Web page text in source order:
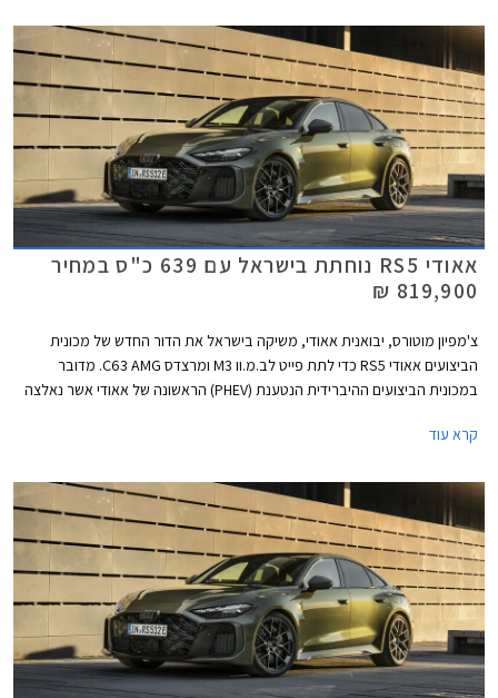
אאודי RS5 נוחתת בישראל עם 639 כ"ס במחיר
819,900 ₪
צ'מפיון מוטורס, יבואנית אאודי, משיקה בישראל את הדור החדש של מכונית
הביצועים אאודי RS5 כדי לתת פייט לב.מ.וו M3 ומרצדס C63 AMG. מדובר
במכונית הביצועים ההיברידית הנטענת (PHEV) הראשונה של אאודי אשר נאלצה
באירופה, ומשקל עודף ידוע כאחד האויבים הגדולים ביותר של כל מכונית ספורט.
דגמי RS הודות לדיפרנציאל אחורי חדש ומתקדם. מצד שני, כעת יכולה אאודי
להתפאר בהספק מרשים של 639 כ"ס המאפשר שיגור 0-100 קמ"ש תוך 3.6
שניות כיאה למפלצת ביצועים. המחיר עומד על 819,900 ₪.
קרא עוד